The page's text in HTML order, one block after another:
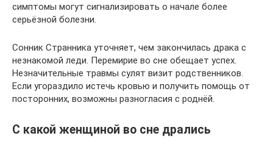
симптомы могут сигнализировать о начале более
серьёзной болезни.
Сонник Странника уточняет, чем закончилась драка с
незнакомой леди. Перемирие во сне обещает успех.
Незначительные травмы сулят визит родственников.
Если угораздило истечь кровью и получить помощь от
посторонних, возможны разногласия с роднёй.
С какой женщиной во сне дрались